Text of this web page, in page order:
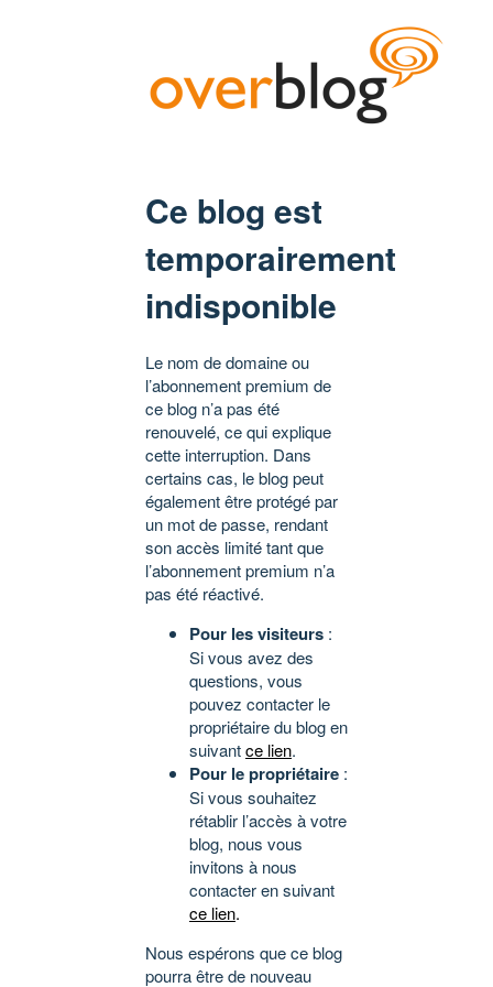
Ce blog est
temporairement
indisponible
Le nom de domaine ou
l’abonnement premium de
ce blog n’a pas été
renouvelé, ce qui explique
cette interruption. Dans
certains cas, le blog peut
également être protégé par
un mot de passe, rendant
son accès limité tant que
l’abonnement premium n’a
pas été réactivé.
Pour les visiteurs :
Si vous avez des
questions, vous
pouvez contacter le
propriétaire du blog en
suivantce lien.
Pour le propriétaire :
Si vous souhaitez
rétablir l’accès à votre
blog, nous vous
invitons à nous
contacter en suivant
ce lien.
Nous espérons que ce blog
pourra être de nouveau